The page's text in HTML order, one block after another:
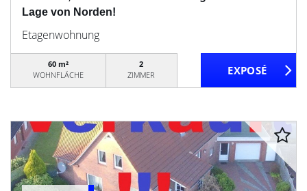
Lage von Norden!
Etagenwohnung
60 m²
WOHNFLÄCHE
2
ZIMMER